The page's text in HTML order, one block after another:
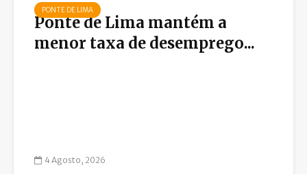
PONTE DE LIMA
Ponte de Lima mantém a
menor taxa de desemprego...
4 Agosto, 2026